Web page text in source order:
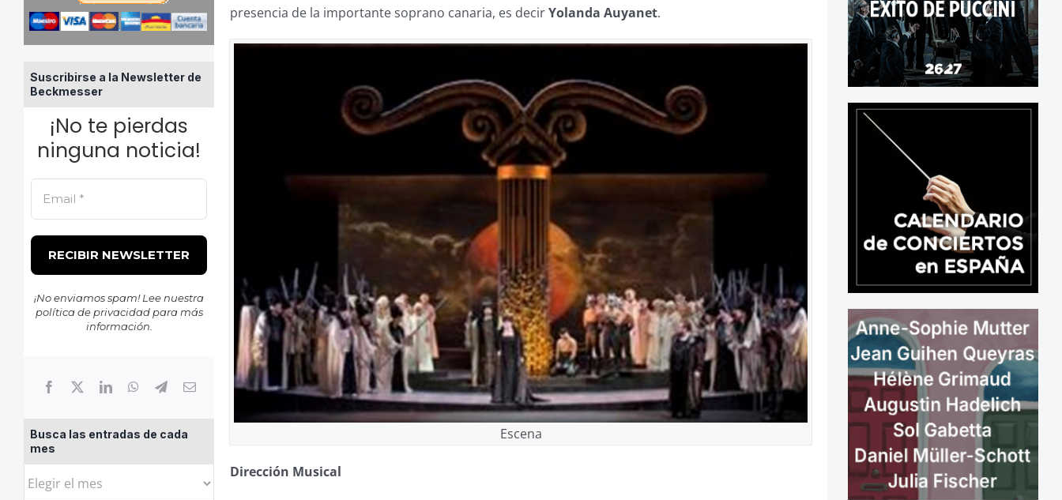
Suscribirse a la Newsletter de
Beckmesser
¡No te pierdas
ninguna noticia!
¡No enviamos spam! Lee nuestra
política de privacidadpara más
información.
Busca las entradas de cada
mes
Busca
presencia de la importante soprano canaria, es decirYolanda Auyanet.
Escena
Dirección Musical